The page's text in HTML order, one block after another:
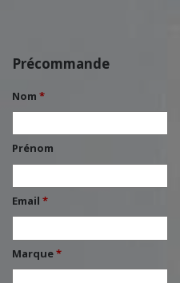
Précommande
Nom *
Prénom
Email *
Marque*